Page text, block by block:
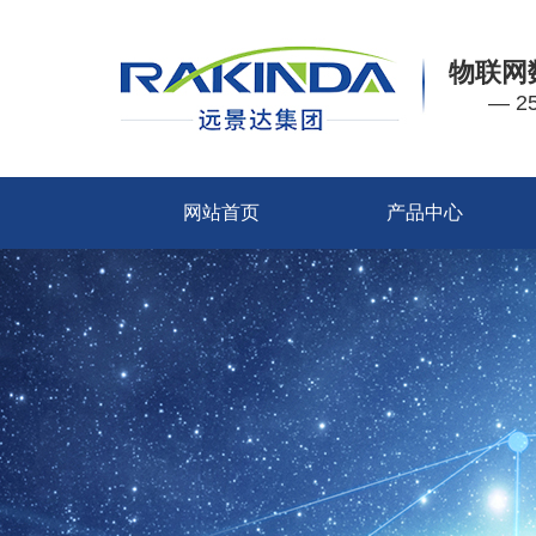
物联网
—
网站首页 产品中心